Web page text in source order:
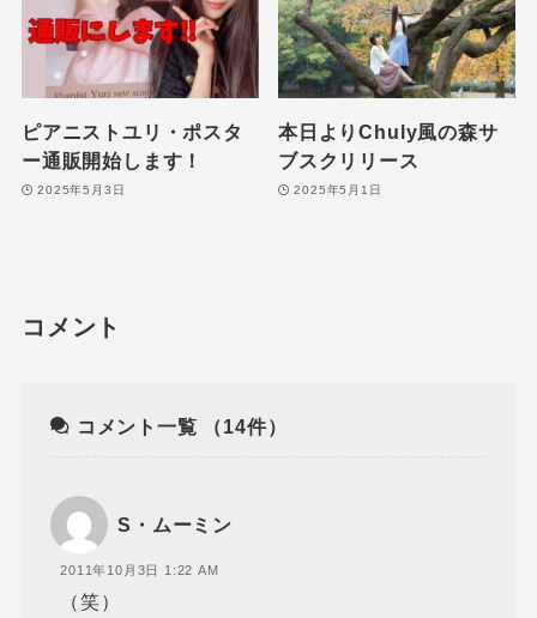
ピアニストユリ・ポスタ
ー通販開始します！
2025年5月3日
本日よりChuly風の森サ
ブスクリリース
2025年5月1日
コメント
コメント一覧 （14件）
S・ムーミン
2011年10月3日 1:22 AM
（笑）